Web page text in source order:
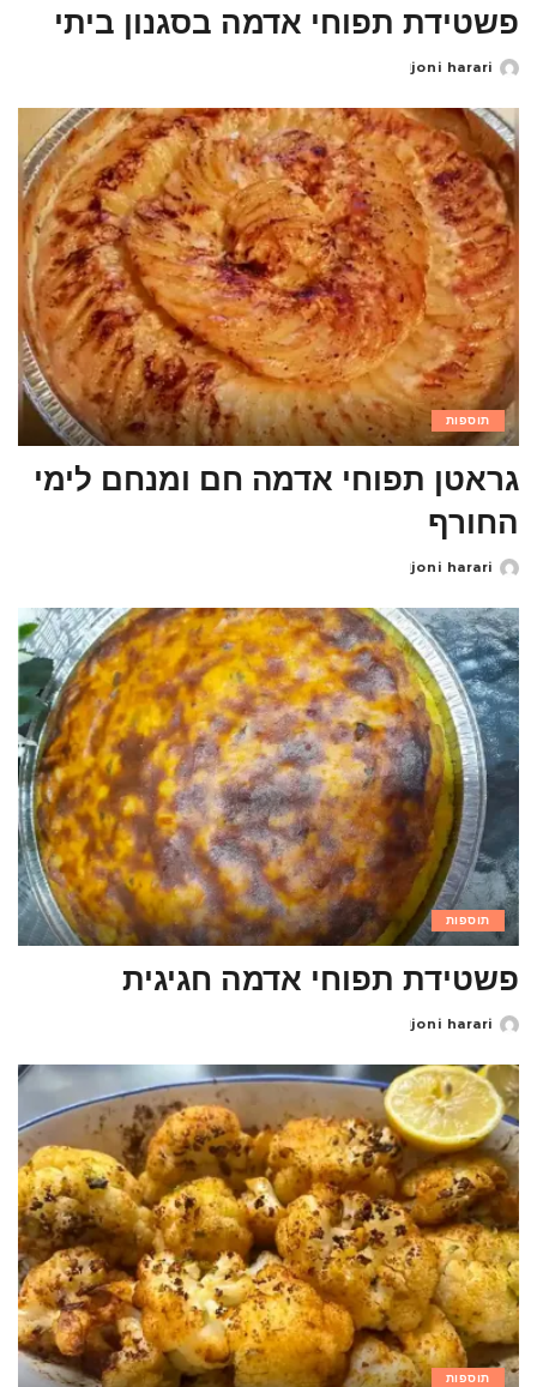
פשטידת תפוחי אדמה בסגנון ביתי
Posted
joni harari
תוספות
גראטן תפוחי אדמה חם ומנחם לימי
החורף
Posted
joni harari
תוספות
פשטידת תפוחי אדמה חגיגית
Posted
joni harari
תוספות